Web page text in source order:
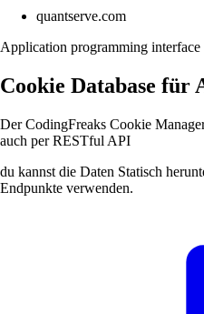
quantserve.com
Application programming interface
Cookie Database für
Der CodingFreaks Cookie
auch per RESTful API
du kannst die Daten Statisch
Endpunkte verwenden.